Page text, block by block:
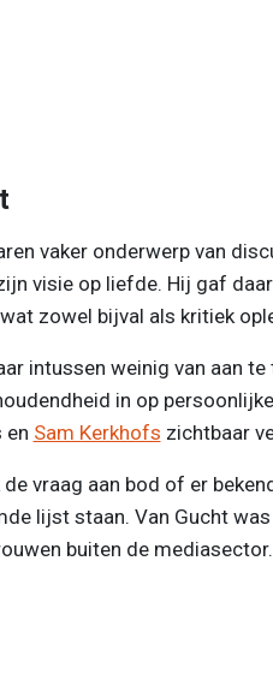
vaker onderwerp van
visie op liefde. Hij gaf
zowel bijval als kritiek
intussen weinig van aan
in op
en Sam Kerkhofs zichtbaar
vraag aan bod of er
lijst staan. Van Gucht
buiten de mediasector.